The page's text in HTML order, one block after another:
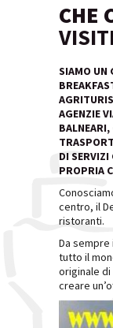
CHE
SIAMO UN
AGENZIE
DI SERVIZI
PROPRIA
centro, il
ristoranti.
Da
tutto il
originale di
creare